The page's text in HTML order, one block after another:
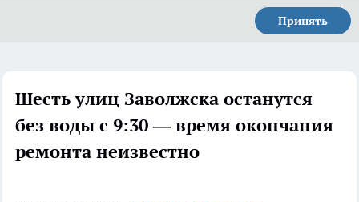
Принять
Шесть улиц Заволжска останутся
без воды с 9:30 — время окончания
ремонта неизвестно